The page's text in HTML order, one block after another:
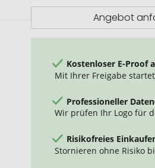
functions
(Containerschiff)
Angebot
Kostenloser E-Proof
Mit Ihrer Freigabe
Professioneller
Wir prüfen Ihr Logo für
Risikofreies
Stornieren ohne Risiko